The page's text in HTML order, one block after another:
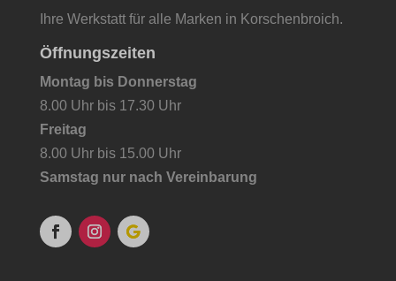
Ihre Werkstatt für alle Marken in Korschenbroich.
Öffnungszeiten
Montag bis Donnerstag
8.00 Uhr bis 17.30 Uhr
Freitag
8.00 Uhr bis 15.00 Uhr
Samstag nur nach Vereinbarung
wfwaf-authcookie*
wordpress_logged_in_*
wordpress_test_cookie
wp-settings-time-*
Details anzeigen
borlabs-cookie
et-recommend-sync-post-*
rand_code